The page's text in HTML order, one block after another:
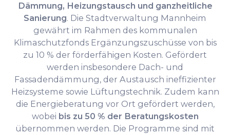
Dämmung, Heizungstausch und ganzheitliche
Sanierung. Die Stadtverwaltung Mannheim
gewährt im Rahmen des kommunalen
Klimaschutzfonds Ergänzungszuschüsse von bis
zu 10 % der förderfähigen Kosten. Gefördert
werden insbesondere Dach- und
Fassadendämmung, der Austausch ineffizienter
Heizsysteme sowie Lüftungstechnik. Zudem kann
die Energieberatung vor Ort gefördert werden,
wobei bis zu 50 % der Beratungskosten
übernommen werden. Die Programme sind mit